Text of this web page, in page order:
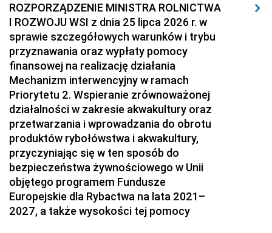
ROZPORZĄDZENIE MINISTRA ROLNICTWA
I ROZWOJU WSI z dnia 25 lipca 2026 r. w
sprawie szczegółowych warunków i trybu
przyznawania oraz wypłaty pomocy
finansowej na realizację działania
Mechanizm interwencyjny w ramach
Priorytetu 2. Wspieranie zrównoważonej
działalności w zakresie akwakultury oraz
przetwarzania i wprowadzania do obrotu
produktów rybołówstwa i akwakultury,
przyczyniając się w ten sposób do
bezpieczeństwa żywnościowego w Unii
objętego programem Fundusze
Europejskie dla Rybactwa na lata 2021–
2027, a także wysokości tej pomocy